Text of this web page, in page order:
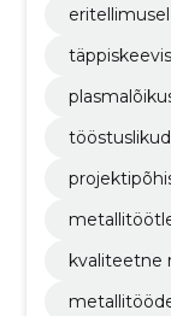
kvaliteetne